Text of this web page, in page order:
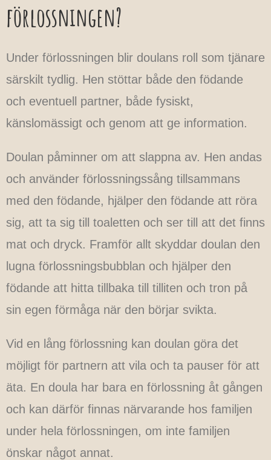
förlossningen?
Under förlossningen blir doulans roll som tjänare
särskilt tydlig. Hen stöttar både den födande
och eventuell partner, både fysiskt,
känslomässigt och genom att ge information.
Doulan påminner om att slappna av. Hen andas
och använder förlossningssång tillsammans
med den födande, hjälper den födande att röra
sig, att ta sig till toaletten och ser till att det finns
mat och dryck. Framför allt skyddar doulan den
lugna förlossningsbubblan och hjälper den
födande att hitta tillbaka till tilliten och tron på
sin egen förmåga när den börjar svikta.
Vid en lång förlossning kan doulan göra det
möjligt för partnern att vila och ta pauser för att
äta. En doula har bara en förlossning åt gången
och kan därför finnas närvarande hos familjen
under hela förlossningen, om inte familjen
önskar något annat.